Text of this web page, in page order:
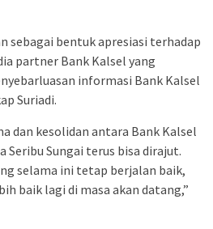
sebagai bentuk apresiasi terhadap
partner Bank Kalsel yang
informasi Bank Kalsel
Suriadi.
dan kesolidan antara Bank Kalsel
Seribu Sungai terus bisa dirajut.
selama ini tetap berjalan baik,
baik lagi di masa akan datang,”